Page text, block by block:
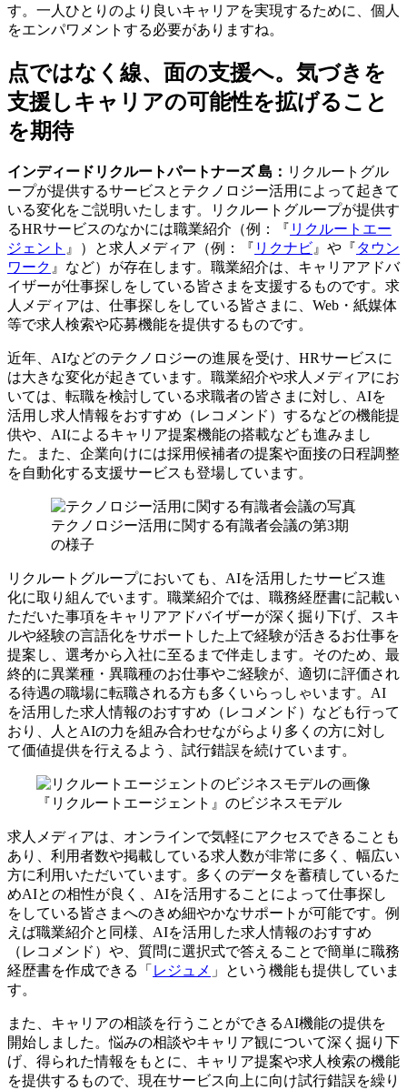
す。一人ひとりのより良いキャリアを実現するために、個人
をエンパワメントする必要がありますね。
点ではなく線、面の支援へ。気づきを
支援しキャリアの可能性を拡げること
を期待
インディードリクルートパートナーズ 島： リクルートグル
ープが提供するサービスとテクノロジー活用によって起きて
いる変化をご説明いたします。リクルートグループが提供す
るHRサービスのなかには職業紹介（例：『 リクルートエー
ジェント 』）と求人メディア（例：『 リクナビ』や『タウン
ワーク 』など）が存在します。職業紹介は、キャリアアドバ
イザーが仕事探しをしている皆さまを支援するものです。求
人メディアは、仕事探しをしている皆さまに、Web・紙媒体
等で求人検索や応募機能を提供するものです。
近年、AIなどのテクノロジーの進展を受け、HRサービスに
は大きな変化が起きています。職業紹介や求人メディアにお
いては、転職を検討している求職者の皆さまに対し、AIを
活用し求人情報をおすすめ（レコメンド）するなどの機能提
供や、AIによるキャリア提案機能の搭載なども進みまし
た。また、企業向けには採用候補者の提案や面接の日程調整
を自動化する支援サービスも登場しています。
テクノロジー活用に関する有識者会議の第3期
の様子
リクルートグループにおいても、AIを活用したサービス進
化に取り組んでいます。職業紹介では、職務経歴書に記載い
ただいた事項をキャリアアドバイザーが深く掘り下げ、スキ
ルや経験の言語化をサポートした上で経験が活きるお仕事を
提案し、選考から入社に至るまで伴走します。そのため、最
終的に異業種・異職種のお仕事やご経験が、適切に評価され
る待遇の職場に転職される方も多くいらっしゃいます。AI
を活用した求人情報のおすすめ（レコメンド）なども行って
おり、人とAIの力を組み合わせながらより多くの方に対し
て価値提供を行えるよう、試行錯誤を続けています。
『リクルートエージェント』のビジネスモデル
求人メディアは、オンラインで気軽にアクセスできることも
あり、利用者数や掲載している求人数が非常に多く、幅広い
方に利用いただいています。多くのデータを蓄積しているた
めAIとの相性が良く、AIを活用することによって仕事探し
をしている皆さまへのきめ細やかなサポートが可能です。例
えば職業紹介と同様、AIを活用した求人情報のおすすめ
（レコメンド）や、質問に選択式で答えることで簡単に職務
経歴書を作成できる「 レジュメ 」という機能も提供していま
す。
また、キャリアの相談を行うことができるAI機能の提供を
開始しました。悩みの相談やキャリア観について深く掘り下
げ、得られた情報をもとに、キャリア提案や求人検索の機能
を提供するもので、現在サービス向上に向け試行錯誤を繰り